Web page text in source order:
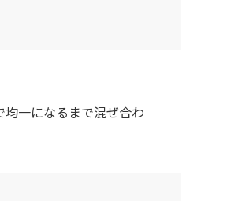
一になるまで混ぜ合わ